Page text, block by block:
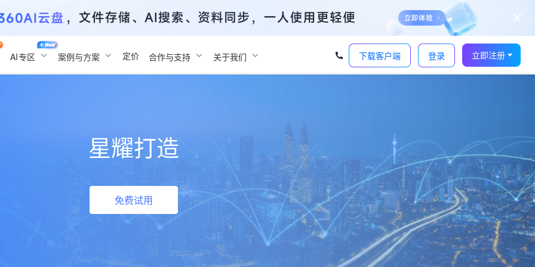
AI专区 案例与方案 定价 合作与支持 关于我们 下载客户端 登录 立即注册
星耀打造
免费试用